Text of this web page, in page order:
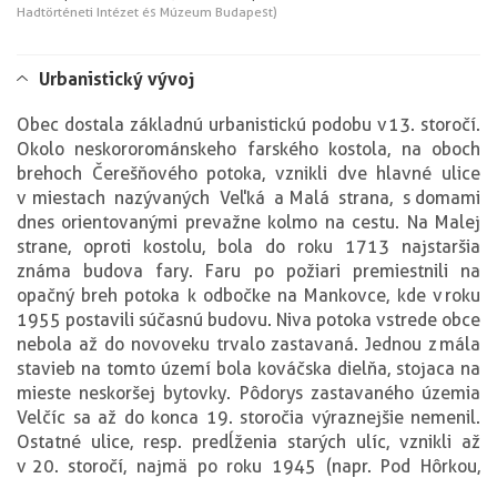
Hadtörténeti Intézet és Múzeum Budapest)
Urbanistický vývoj
Obec dostala základnú urbanistickú podobu v 13. storočí.
Okolo neskororománskeho farského kostola, na oboch
brehoch Čerešňového potoka, vznikli dve hlavné ulice
v miestach nazývaných Veľká a Malá strana, s domami
dnes orientovanými prevažne kolmo na cestu. Na Malej
strane, oproti kostolu, bola do roku 1713 najstaršia
známa budova fary. Faru po požiari premiestnili na
opačný breh potoka k odbočke na Mankovce, kde v roku
1955 postavili súčasnú budovu. Niva potoka v strede obce
nebola až do novoveku trvalo zastavaná. Jednou z mála
stavieb na tomto území bola kováčska dielňa, stojaca na
mieste neskoršej bytovky. Pôdorys zastavaného územia
Velčíc sa až do konca 19. storočia výraznejšie nemenil.
Ostatné ulice, resp. predĺženia starých ulíc, vznikli až
v 20. storočí, najmä po roku 1945 (napr. Pod Hôrkou,